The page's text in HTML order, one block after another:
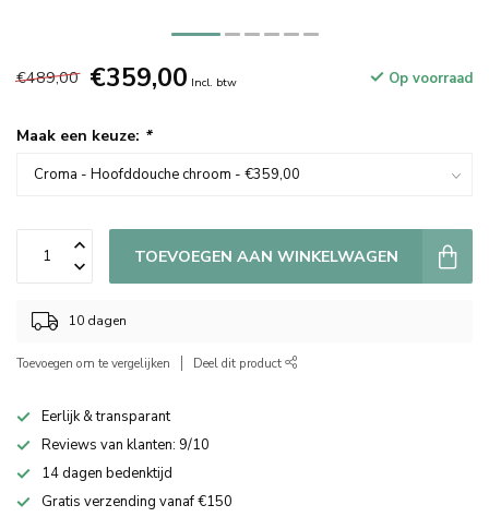
€489,00 €359,00 Incl. btw Op voorraad
Maak een keuze: *
TOEVOEGEN AAN WINKELWAGEN
10 dagen
Toevoegen om te vergelijken Deel dit product
Eerlijk & transparant
Reviews van klanten: 9/10
14 dagen bedenktijd
Gratis verzending vanaf €150